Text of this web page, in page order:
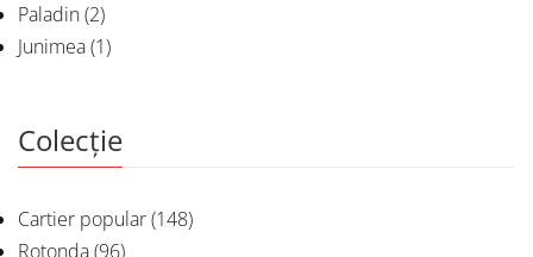
Paladin(2)
Junimea(1)
Colecție
Cartier popular(148)
Rotonda(96)